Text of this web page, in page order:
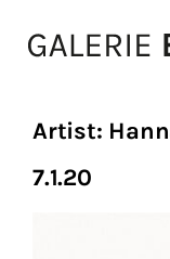
Artist:
7.1.20